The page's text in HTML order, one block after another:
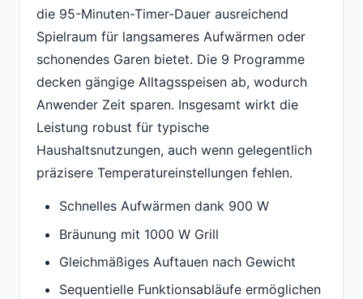
die 95-Minuten-Timer-Dauer ausreichend
Spielraum für langsameres Aufwärmen oder
schonendes Garen bietet. Die 9 Programme
decken gängige Alltagsspeisen ab, wodurch
Anwender Zeit sparen. Insgesamt wirkt die
Leistung robust für typische
Haushaltsnutzungen, auch wenn gelegentlich
präzisere Temperatureinstellungen fehlen.
Schnelles Aufwärmen dank 900 W
Bräunung mit 1000 W Grill
Gleichmäßiges Auftauen nach Gewicht
Sequentielle Funktionsabläufe ermöglichen